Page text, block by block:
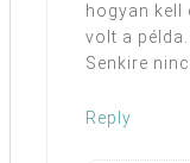
hogyan kell
volt a példa.
Senkire
Reply